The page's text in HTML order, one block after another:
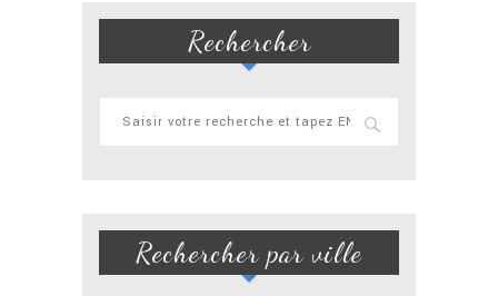
Rechercher
Rechercher par ville